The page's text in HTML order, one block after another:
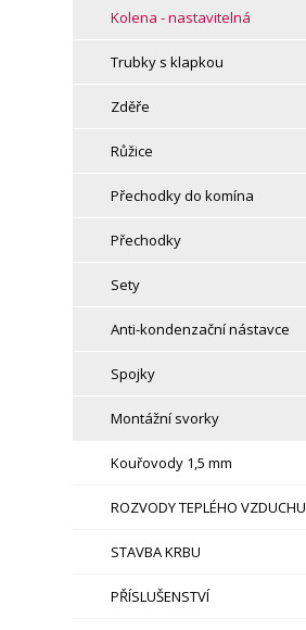
Kolena - nastavitelná
Trubky s klapkou
Zděře
Růžice
Přechodky do komína
Přechodky
Sety
Anti-kondenzační nástavce
Spojky
Montážní svorky
Kouřovody 1,5 mm
ROZVODY TEPLÉHO VZDUCHU
STAVBA KRBU
PŘÍSLUŠENSTVÍ